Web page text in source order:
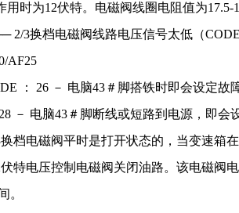
，作用时为12伏特。电磁阀线圈电阻值为
2/3换档电磁阀线路电压信号太低（
AF25
： 26 － 电脑43＃脚搭铁时即会设定故
： 28 － 电脑43＃脚断线或短路到电源，即
档电磁阀平时是打开状态的，当变速箱
出12伏特电压控制电磁阀关闭油路。该电磁阀
。